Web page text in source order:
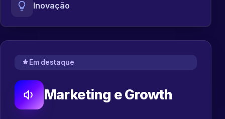
Inovação
Em destaque
Marketing e Growth